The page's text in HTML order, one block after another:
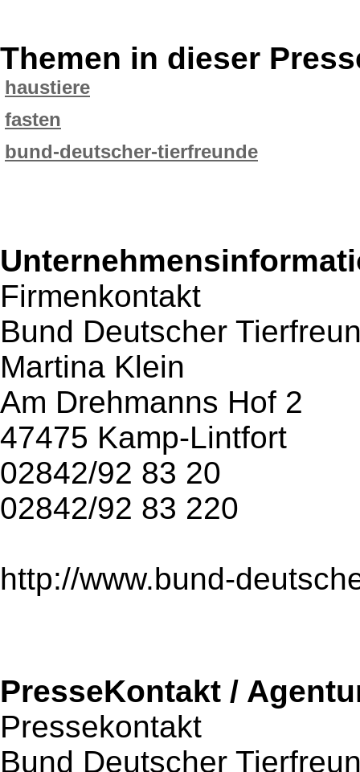
Themen in dieser
haustiere
fasten
bund-deutscher-tierfreunde
Firmenkontakt
Bund Deutscher
Martina Klein
Am Drehmanns Hof 2
47475 Kamp-Lintfort
02842/92 83 20
02842/92 83 220
http://www.bund-
PresseKontakt /
Pressekontakt
Bund Deutscher